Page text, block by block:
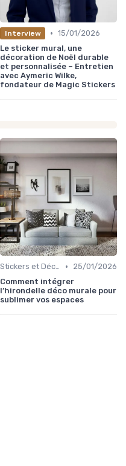
Interview • 15/01/2026
Le sticker mural, une
décoration de Noël durable
et personnalisée – Entretien
avec Aymeric Wilke,
fondateur de Magic Stickers
Stickers et Décalcomanies Muraux •
25/01/2026
Comment intégrer
l’hirondelle déco murale pour
sublimer vos espaces